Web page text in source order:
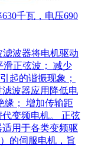
千瓦，电压690
滤波器将电机驱动
滑正弦波； 减少
起的谐振现象；
波器应用降低电
缘； 增加传输距
变频电机。 正弦
用于各类变频驱
的伺服电机，旨